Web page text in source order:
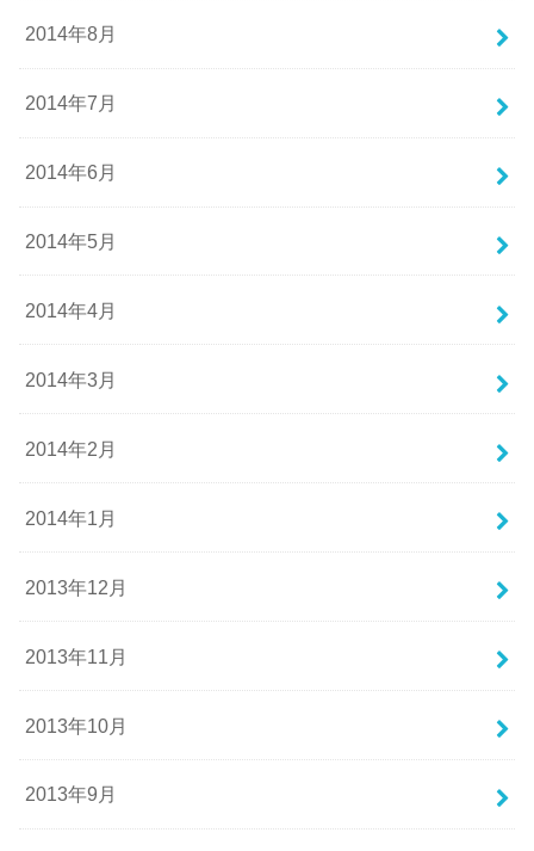
2014年8月
2014年7月
2014年6月
2014年5月
2014年4月
2014年3月
2014年2月
2014年1月
2013年12月
2013年11月
2013年10月
2013年9月